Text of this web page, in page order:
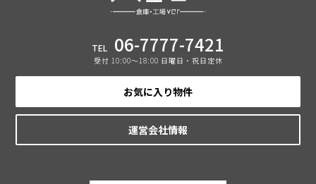
TEL 06-7777-7421
受付 10:00〜18:00 日曜日・祝日定休
お気に入り物件
運営会社情報